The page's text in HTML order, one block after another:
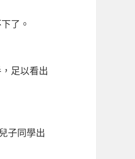
了。
足以看出
子同學出